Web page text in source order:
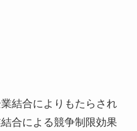
結合によりもたらされ
合による競争制限効果